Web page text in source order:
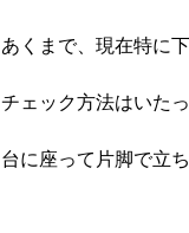
あくまで、現在特に
チェック方法はいた
台に座って片脚で立